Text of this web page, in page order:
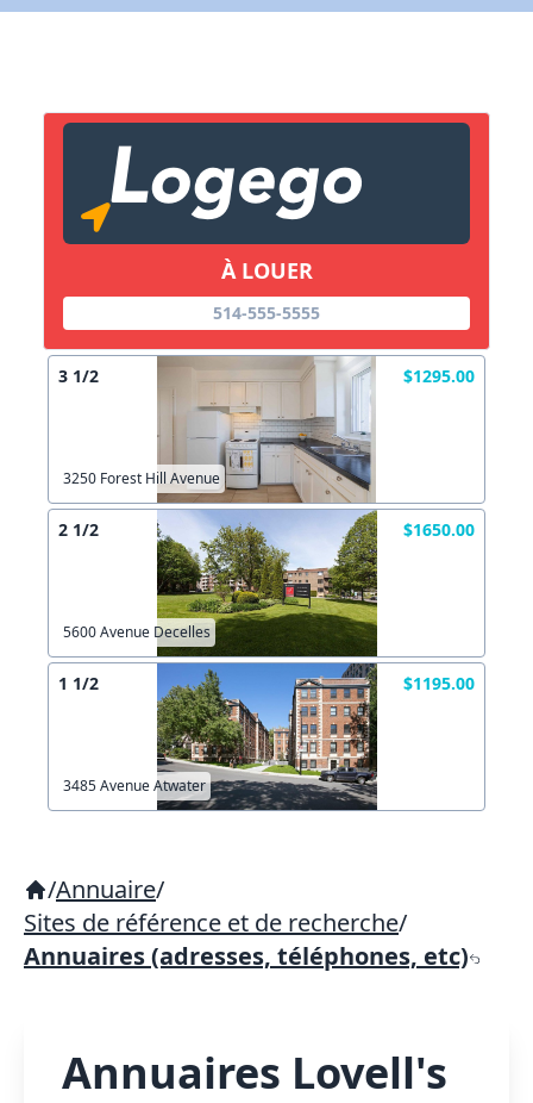
À LOUER
514-555-5555
3 1/2 $1295.00
3250 Forest Hill Avenue
2 1/2 $1650.00
5600 Avenue Decelles
1 1/2 $1195.00
3485 Avenue Atwater
/Annuaire/
Sites de référence et de recherche/
Annuaires (adresses, téléphones, etc)
Annuaires Lovell's
X Fermer Envoyez
Copier lien
X Fermer